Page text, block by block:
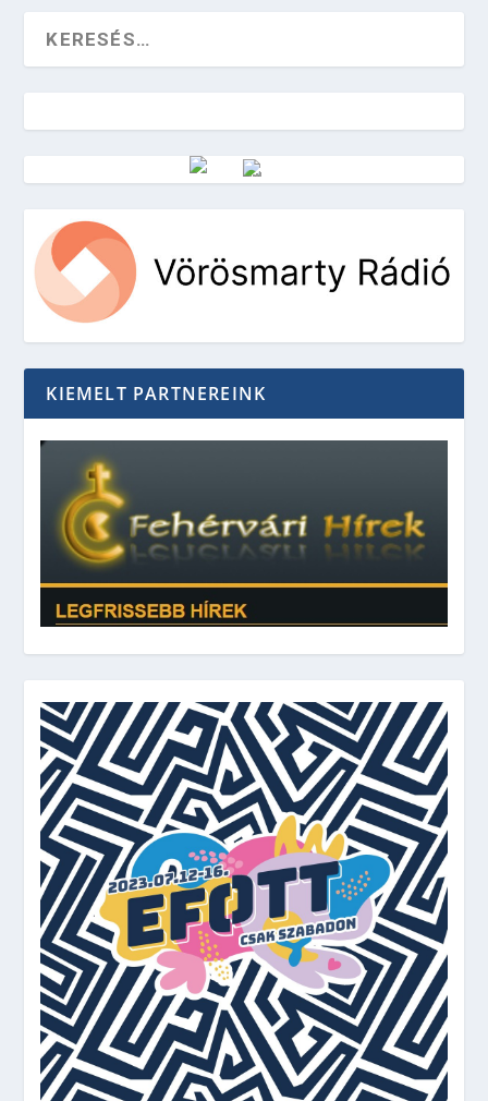
Vörösmarty Rádió
KIEMELT PARTNEREINK